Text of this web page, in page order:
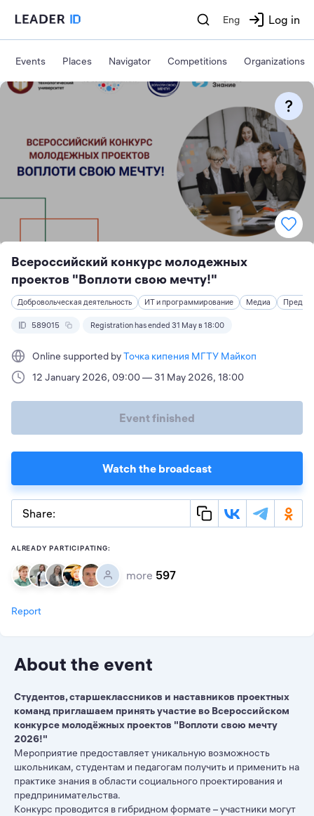
Eng Log in
Events Places Navigator Competitions Organizations
Всероссийский конкурс молодежных
проектов "Воплоти свою мечту!"
Добровольческая деятельность ИТ и программирование Медиа
589015 Registration has ended 31 May в 18:00
Online supported byТочка кипения МГТУ Майкоп
12 January 2026, 09:00 — 31 May 2026, 18:00
Event finished
Watch the broadcast
Share:
ALREADY PARTICIPATING:
more 597
Report
About the event
Студентов, старшеклассников и наставников проектных
команд приглашаем принять участие во Всероссийском
конкурсе молодёжных проектов "Воплоти свою мечту
2026!"
Мероприятие предоставляет уникальную возможность
школьникам, студентам и педагогам получить и применить на
практике знания в области социального проектирования и
предпринимательства.
Конкурс проводится в гибридном формате – участники могут